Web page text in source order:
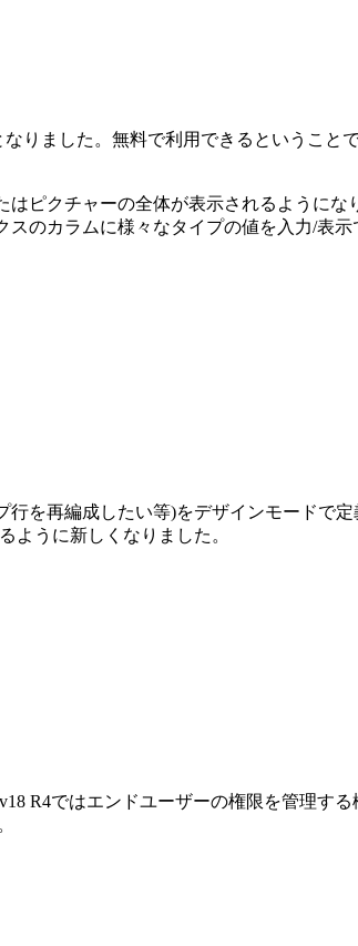
りました。無料で利用できるというこ
ピクチャーの全体が表示されるようにな
のカラムに様々なタイプの値を入力/表
を再編成したい等)をデザインモードで定
ように新しくなりました。
R4ではエンドユーザーの権限を管理す